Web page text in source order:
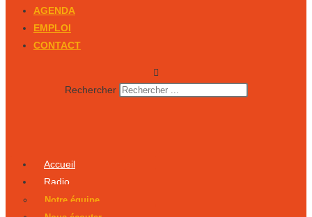
AGENDA
EMPLOI
CONTACT
Rechercher
Accueil
Radio
Notre équipe